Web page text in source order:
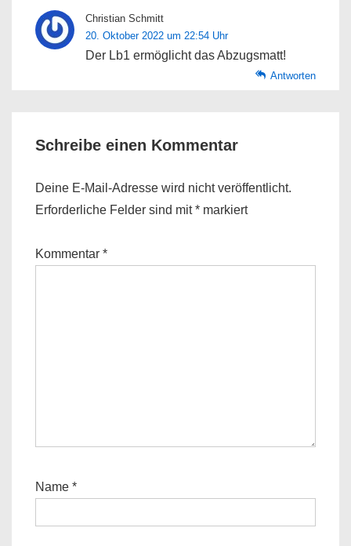
Christian Schmitt
20. Oktober 2022 um 22:54 Uhr
Der Lb1 ermöglicht das Abzugsmatt!
Antworten
Schreibe einen Kommentar
Deine E-Mail-Adresse wird nicht veröffentlicht.
Erforderliche Felder sind mit* markiert
Kommentar *
Name *